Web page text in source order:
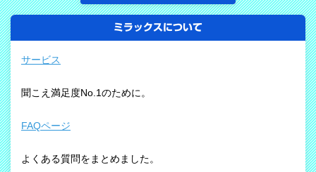
ミラックスについて
サービス
聞こえ満足度No.1のために。
FAQページ
よくある質問をまとめました。